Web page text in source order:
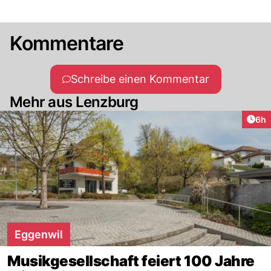
Kommentare
Schreibe einen Kommentar
Mehr aus Lenzburg
6h
Eggenwil
Musikgesellschaft feiert 100 Jahre